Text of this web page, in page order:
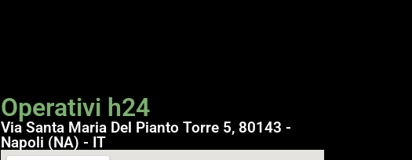
Operativi h24
Via Santa Maria Del Pianto Torre 5, 80143 -
Napoli (NA) - IT